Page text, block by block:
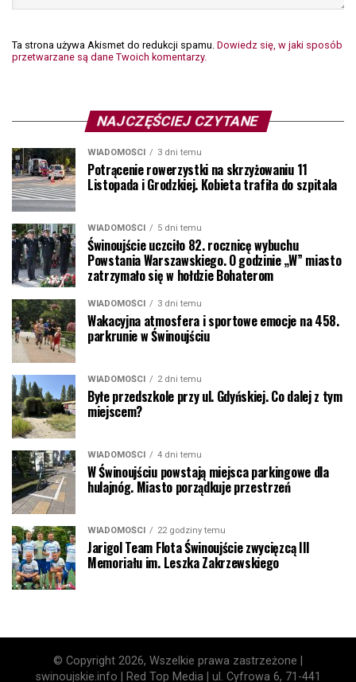
Ta strona używa Akismet do redukcji spamu. Dowiedz się, w jaki sposób
przetwarzane są dane Twoich komentarzy.
NAJCZĘŚCIEJ CZYTANE
WIADOMOŚCI 3 dni temu
Potrącenie rowerzystki na skrzyżowaniu 11
Listopada i Grodzkiej. Kobieta trafiła do szpitala
WIADOMOŚCI 5 dni temu
Świnoujście uczciło 82. rocznicę wybuchu
Powstania Warszawskiego. O godzinie „W” miasto
zatrzymało się w hołdzie Bohaterom
WIADOMOŚCI 3 dni temu
Wakacyjna atmosfera i sportowe emocje na 458.
parkrunie w Świnoujściu
WIADOMOŚCI 2 dni temu
Byłe przedszkole przy ul. Gdyńskiej. Co dalej z tym
miejscem?
WIADOMOŚCI 4 dni temu
W Świnoujściu powstają miejsca parkingowe dla
hulajnóg. Miasto porządkuje przestrzeń
WIADOMOŚCI 22 godziny temu
Jarigol Team Flota Świnoujście zwycięzcą III
Memoriału im. Leszka Zakrzewskiego
© Copyright 2026, Wszelkie prawa zastrzeżone |
swinoujskie.info | Red Top Media | ul. Cyfrowa 6, 71-441